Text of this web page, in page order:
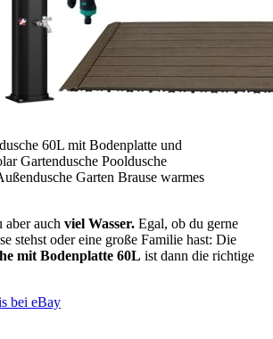
60L mit Bodenplatte und
Gartendusche Pooldusche
Garten Brause warmes
aber auch viel Wasser. Egal, ob du gerne
stehst oder eine große Familie hast: Die
mit Bodenplatte 60L ist dann die richtige
bei eBay